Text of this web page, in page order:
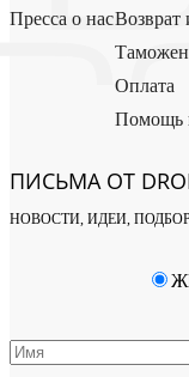
Пресса о насВозврат
Оплата
Помощь
ПИСЬМА ОТ
НОВОСТИ, ИДЕИ,